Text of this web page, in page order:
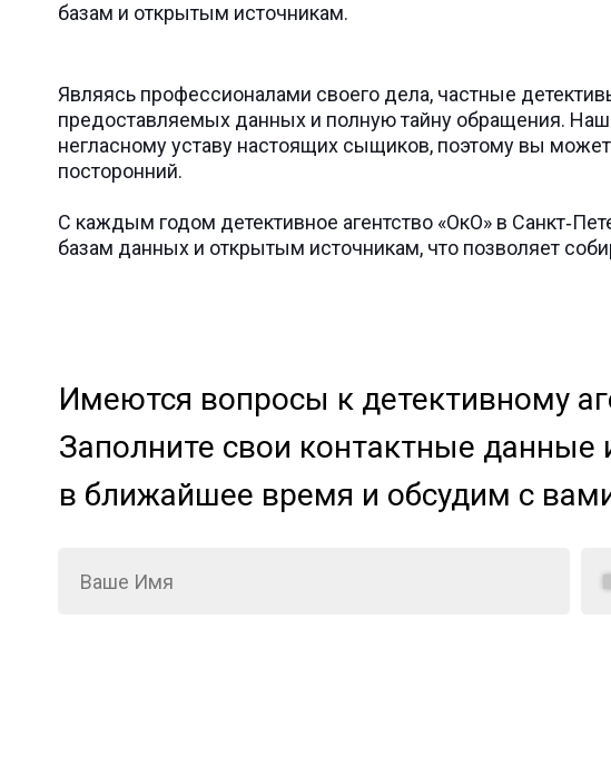
базам и открытым источникам.
Являясь профессионалами своего дела, частные
предоставляемых данных и полную тайну обращения.
негласному уставу настоящих сыщиков, поэтому вы
посторонний.
С каждым годом детективное агентство «ОкО» в
базам данных и открытым источникам, что позволяет
Имеются вопросы к детективному
Заполните свои контактные
в ближайшее время и обсудим с